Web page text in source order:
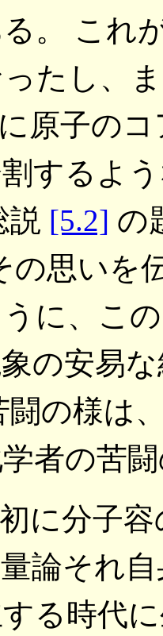
。 これ
たし、
原子の
するよ
説 [5.2] の
の思いを
に、こ
の安易
闘の様は
者の苦
に分子
論それ
る時代